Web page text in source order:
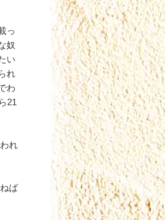
っ
奴
い
れ
わ
21
れ
ば